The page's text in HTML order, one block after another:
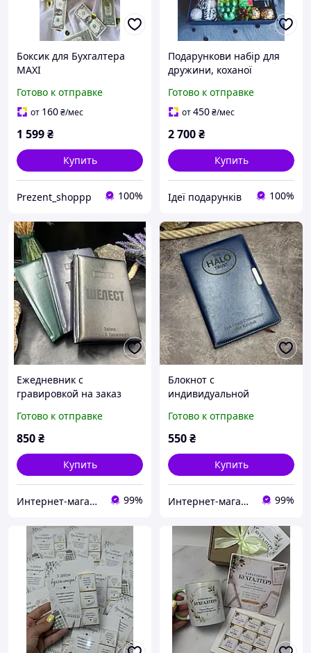
Боксик для Бухгалтера
МАХІ
Готово к отправке
от 160₴/мес
1 599₴
Купить
Prezent_shoppp 100%
Подарункови набір для
дружини, коханої
мами, для куми на день
народження
Готово к отправке
от450₴/мес
2 700₴
Купить
Ідеї подарунків 100%
Ежедневник с
гравировкой на заказ
Готово к отправке
850₴
Купить
Интернет-магазин «GravPresent» 99%
Блокнот с
индивидуальной
синий
Готово к отправке
550₴
Купить
Интернет-магазин «GravPresent» 99%